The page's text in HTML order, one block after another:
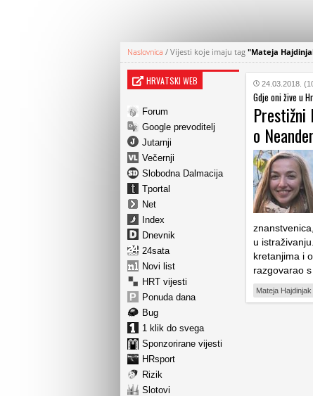
Naslovnica / Vijesti koje imaju tag "Mateja
HRVATSKI WEB
Forum
Google prevoditelj
Jutarnji
Večernji
Slobodna Dalmacija
Tportal
Net
Index
Dnevnik
24sata
Novi list
HRT vijesti
Ponuda dana
Bug
1 klik do svega
Sponzorirane vijesti
HRsport
Rizik
Slotovi
24.03.2018.
Gdje oni žive u
Prestižni
o
u
kretanjima i
razgovarao s
Mateja Hajdinjak